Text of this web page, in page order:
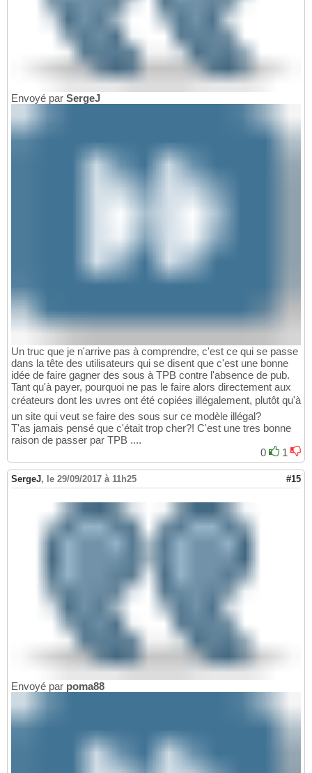
Envoyé par SergeJ
Un truc que je n'arrive pas à comprendre, c'est ce qui se passe
dans la tête des utilisateurs qui se disent que c'est une bonne
idée de faire gagner des sous à TPB contre l'absence de pub.
Tant qu'à payer, pourquoi ne pas le faire alors directement aux
créateurs dont les uvres ont été copiées illégalement, plutôt qu'à
un site qui veut se faire des sous sur ce modèle illégal?
T'as jamais pensé que c'était trop cher?! C'est une tres bonne
raison de passer par TPB ....
0
1
SergeJ, le 29/09/2017 à 11h25 #15
Envoyé par poma88